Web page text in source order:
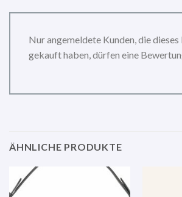
Nur angemeldete Kunden, die
gekauft haben, dürfen eine
ÄHNLICHE PRODUKTE